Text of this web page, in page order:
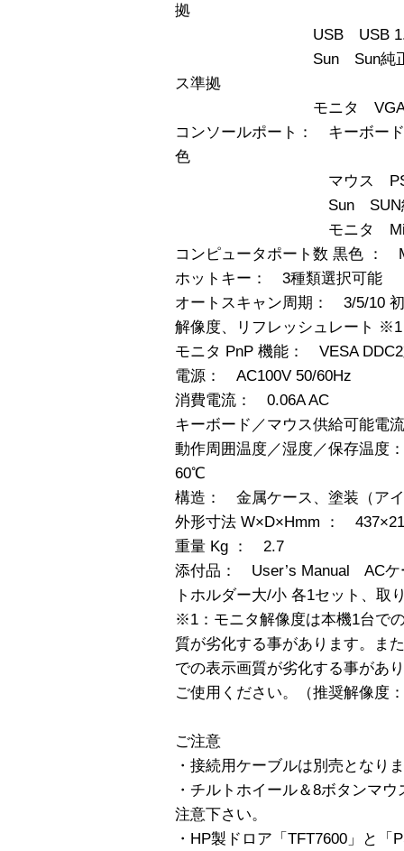
拠
USB USB 1.1
Sun Sun純正キーボ
ス準拠
モニタ VGAモニタ
コンソールポート： キーボー
色
マウス PS/2、Mini
Sun SUN純正、Mini
モニタ Mini D-SUB
コンピュータポート数 黒色 ：
ホットキー： 3種類選択可能
オートスキャン周期： 3/5/10
解像度、リフレッシュレート
モニタ PnP 機能： VESA
電源： AC100V 50/60Hz
消費電流： 0.06A AC
キーボード／マウス供給可能電
動作周囲温度／湿度／保存温
60℃
構造： 金属ケース、塗装（ア
外形寸法 W×D×Hmm ：
重量 Kg ： 2.7
添付品： User’s Manual ACケ
トホルダー大/小 各1セット、取
※1：モニタ解像度は本機1台で
質が劣化する事があります。ま
での表示画質が劣化する事があ
ご使用ください。（推奨解像度
ご注意
・接続用ケーブルは別売となり
・チルトホイール＆8ボタンマ
注意下さい。
・HP製ドロア「TFT7600」と「